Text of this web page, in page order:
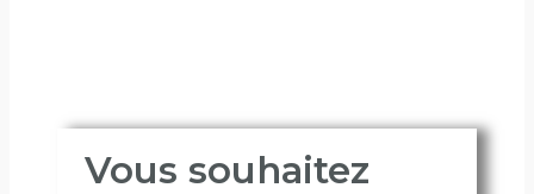
Vous souhaitez